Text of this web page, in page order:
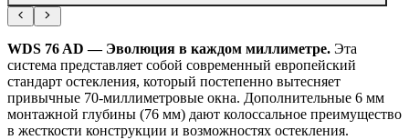
WDS 76 AD — Эволюция в каждом миллиметре. Эта
система представляет собой современный европейский
стандарт остекления, который постепенно вытесняет
привычные 70-миллиметровые окна. Дополнительные 6 мм
монтажной глубины (76 мм) дают колоссальное преимущество
в жесткости конструкции и возможностях остекления.